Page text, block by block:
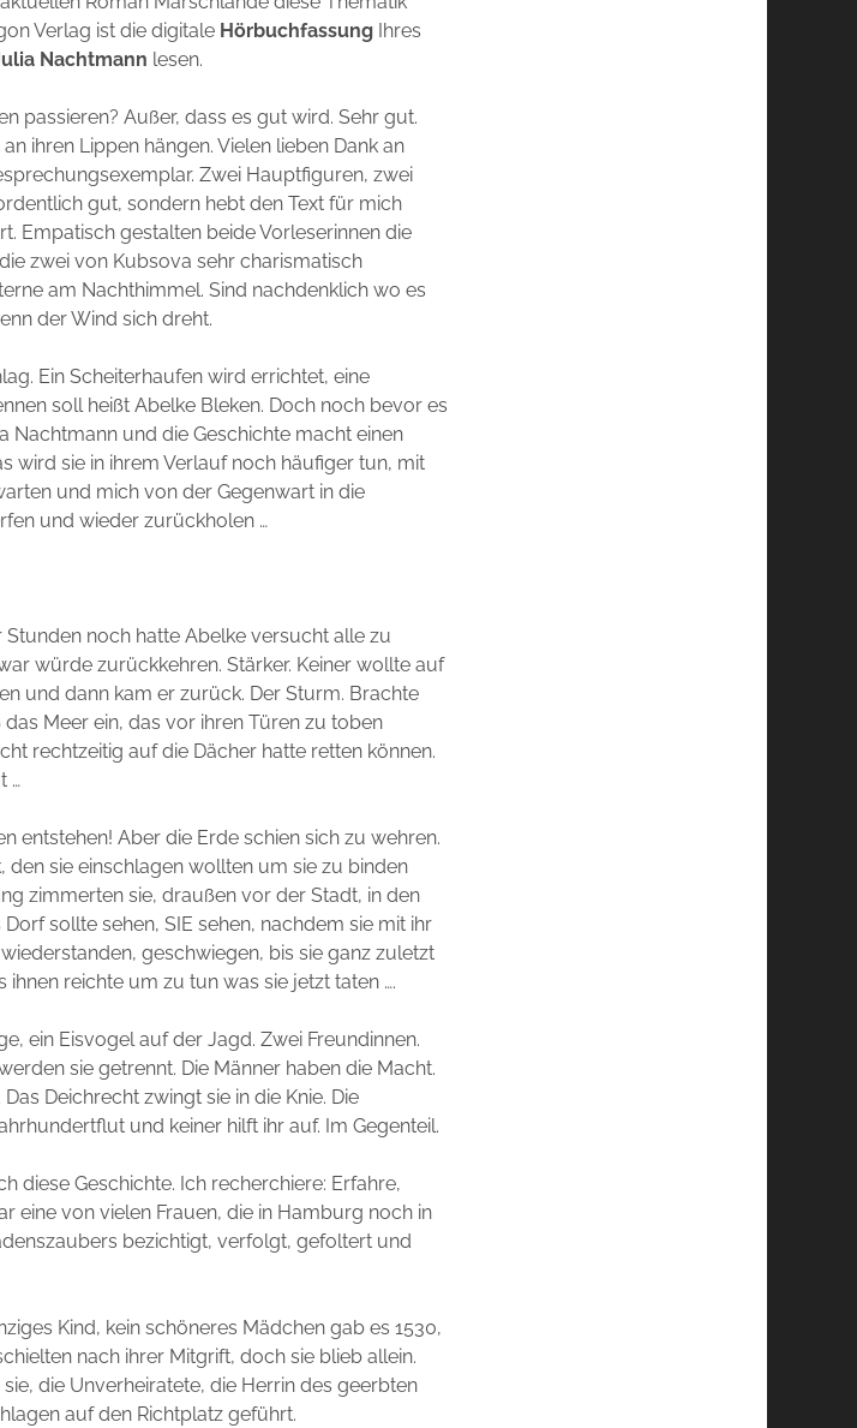
Verlag ist die digitale Hörbuchfassung Ihres
Nachtmann lesen.
passieren? Außer, dass es gut wird. Sehr gut.
ihren Lippen hängen. Vielen lieben Dank an
Zwei Hauptfiguren, zwei
gut, sondern hebt den Text für mich
Empatisch gestalten beide Vorleserinnen die
zwei von Kubsova sehr charismatisch
am Nachthimmel. Sind nachdenklich wo es
der Wind sich dreht.
Ein Scheiterhaufen wird errichtet, eine
soll heißt Abelke Bleken. Doch noch bevor es
und die Geschichte macht einen
wird sie in ihrem Verlauf noch häufiger tun, mit
und mich von der Gegenwart in die
und wieder zurückholen …
noch hatte Abelke versucht alle zu
würde zurückkehren. Stärker. Keiner wollte auf
und dann kam er zurück. Der Sturm. Brachte
Meer ein, das vor ihren Türen zu toben
rechtzeitig auf die Dächer hatte retten können.
…
entstehen! Aber die Erde schien sich zu wehren.
sie einschlagen wollten um sie zu binden
zimmerten sie, draußen vor der Stadt, in den
sollte sehen, SIE sehen, nachdem sie mit ihr
geschwiegen, bis sie ganz zuletzt
reichte um zu tun was sie jetzt taten ….
ein Eisvogel auf der Jagd. Zwei Freundinnen.
sie getrennt. Die Männer haben die Macht.
Deichrecht zwingt sie in die Knie. Die
und keiner hilft ihr auf. Im Gegenteil.
diese Geschichte. Ich recherchiere: Erfahre,
eine von vielen Frauen, die in Hamburg noch in
bezichtigt, verfolgt, gefoltert und
Kind, kein schöneres Mädchen gab es 1530,
nach ihrer Mitgrift, doch sie blieb allein.
die Unverheiratete, die Herrin des geerbten
auf den Richtplatz geführt.